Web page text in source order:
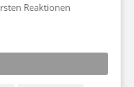
Reaktionen